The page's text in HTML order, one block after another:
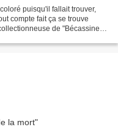
puisqu'il fallait trouver,
compte fait ça se trouve
de "Bécassine"